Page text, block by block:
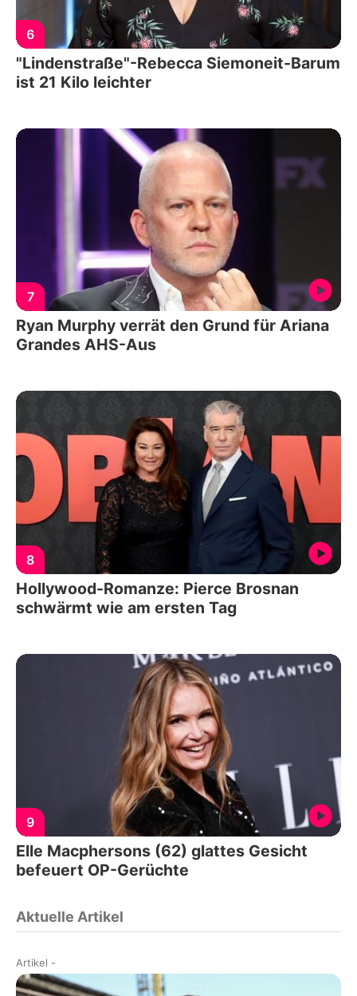
6
"Lindenstraße"-Rebecca Siemoneit-Barum
ist 21 Kilo leichter
7
Ryan Murphy verrät den Grund für Ariana
Grandes AHS-Aus
8
Hollywood-Romanze: Pierce Brosnan
schwärmt wie am ersten Tag
9
Elle Macphersons (62) glattes Gesicht
befeuert OP-Gerüchte
Aktuelle Artikel
Artikel -